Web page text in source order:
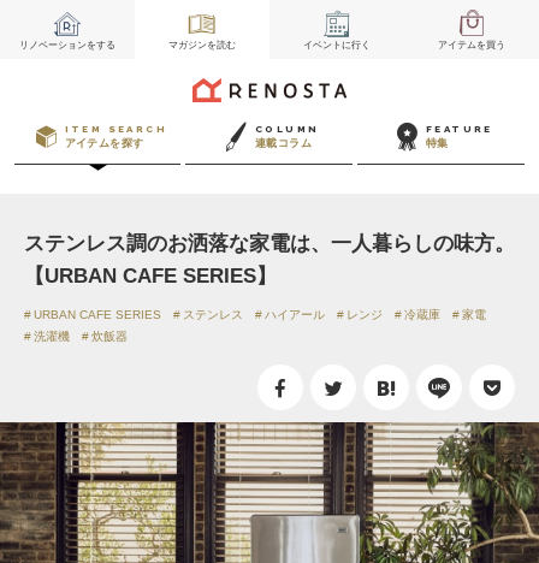
リノベーションをする マガジンを読む イベント に行く アイテムを買う
ITEM SEARCH
アイテムを探す
COLUMN
連載コラム
FEATURE
特集
ステンレス調のお洒落な家電は、一人暮らしの味方。
【URBAN CAFE SERIES】
URBAN CAFE SERIES ステンレス ハイアール レンジ 冷蔵庫
家電
洗濯機
炊飯器